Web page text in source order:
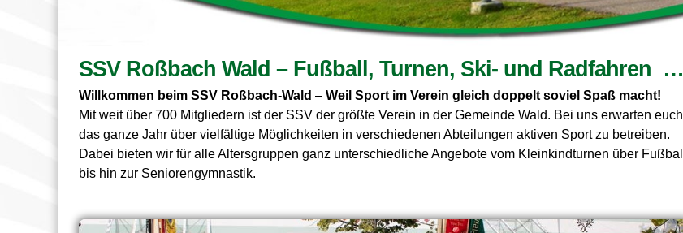
SSV Roßbach Wald – Fußball, Turnen, Ski- und Radfahren …
Willkommen beim SSV Roßbach-Wald – Weil Sport im Verein gleich doppelt soviel Spaß macht!
Mit weit über 700 Mitgliedern ist der SSV der größte Verein in der Gemeinde Wald. Bei uns erwarten euch
das ganze Jahr über vielfältige Möglichkeiten in verschiedenen Abteilungen aktiven Sport zu betreiben.
Dabei bieten wir für alle Altersgruppen ganz unterschiedliche Angebote vom Kleinkindturnen über Fußball
bis hin zur Seniorengymnastik.